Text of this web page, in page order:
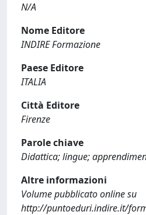
N/A
Nome Editore
INDIRE Formazione
Paese Editore
ITALIA
Città Editore
Firenze
Parole chiave
Didattica; lingue;
Altre informazioni
Volume pubblicato online su
http://puntoeduri.indire.it/